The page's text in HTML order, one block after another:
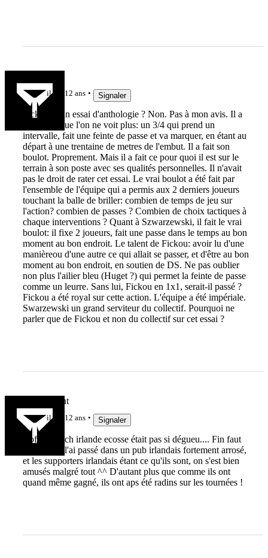
il y a 12 ans Signaler
Fickou et un essai d'anthologie ? Non. Pas à mon avis. Il a
réalisé ce que l'on ne voit plus: un 3/4 qui prend un
intervalle, fait une feinte de passe et va marquer, en étant au
départ à une trentaine de metres de l'embut. Il a fait son
boulot. Proprement. Mais il a fait ce pour quoi il est sur le
terrain à son poste avec ses qualités personnelles. Il n'avait
pas le droit de rater cet essai. Le vrai boulot a été fait par
l'ensemble de l'équipe qui a permis aux 2 derniers joueurs
touchant la balle de briller: combien de temps de jeu sur
l'action? combien de passes ? Combien de choix tactiques à
chaque interventions ? Quant à Szwarzewski, il fait le vrai
boulot: il fixe 2 joueurs, fait une passe dans le temps au bon
moment au bon endroit. Le talent de Fickou: avoir lu d'une
manièreou d'une autre ce qui allait se passer, et d'être au bon
moment au bon endroit, en soutien de DS. Ne pas oublier
non plus l'ailier bleu (Huget ?) qui permet la feinte de passe
comme un leurre. Sans lui, Fickou en 1x1, serait-il passé ?
Fickou a été royal sur cette action. L'équipe a été impériale.
Swarzewski un grand serviteur du collectif. Pourquoi ne
parler que de Fickou et non du collectif sur cet essai ?
Arthur Dent
il y a 12 ans Signaler
Bof, le match irlande ecosse était pas si dégueu.... Fin faut
dire que je l'ai passé dans un pub irlandais fortement arrosé,
et les supporters irlandais étant ce qu'ils sont, on s'est bien
amusés malgré tout ^^ D'autant plus que comme ils ont
quand même gagné, ils ont aps été radins sur les tournées !